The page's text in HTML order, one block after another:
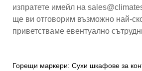
изпратете имейл на
ще ви отговорим възможно най-
приветстваме евентуално
Горещи маркери: Сухи шкафове за